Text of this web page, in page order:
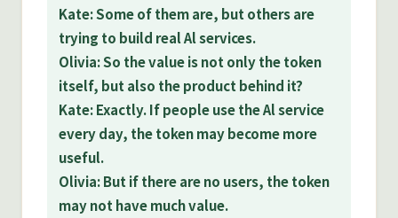
Kate: Some of them are, but others are
trying to build real Al services.
Olivia: So the value is not only the token
itself, but also the product behind it?
Kate: Exactly. If people use the Al service
every day, the token may become more
useful.
Olivia: But if there are no users, the token
may not have much value.